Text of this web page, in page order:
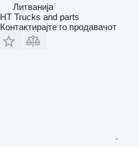
Литванија
HT Trucks and parts
Контактирајте го продавачот